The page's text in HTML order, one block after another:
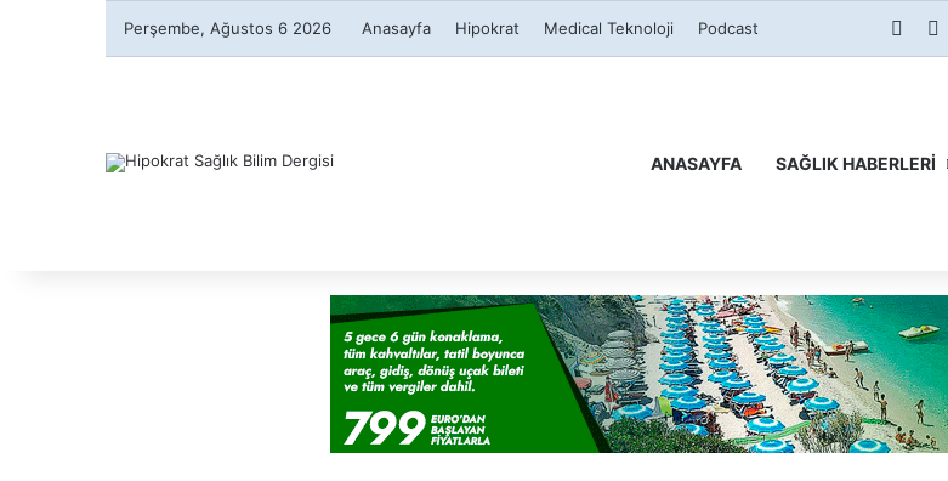
Perşembe, Ağustos 6 2026 Anasayfa Hipokrat Medical Teknoloji Podcast RSS
ANASAYFA SAĞLIK HABERLERI